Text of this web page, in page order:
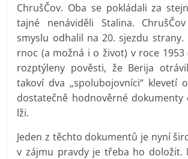
ChrušČov. Oba se pokládali za
tajné nenáviděli Stalina.
smyslu odhalil na 20. sjezdu
rnoc (a možná i o život) v roce 1953
rozptýleny pověsti, že Berija
takoví dva „spolubojovníci“ klevetí
dostatečně hodnověrné dokumenty
lži.
Jeden z těchto dokumentů je nyní
v zájmu pravdy je třeba ho doložit.